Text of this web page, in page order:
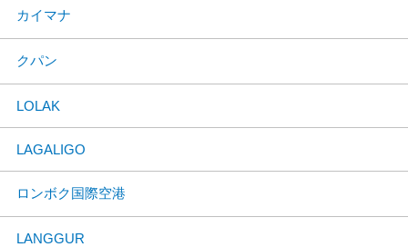
カイマナ
クパン
LOLAK
LAGALIGO
ロンボク国際空港
LANGGUR